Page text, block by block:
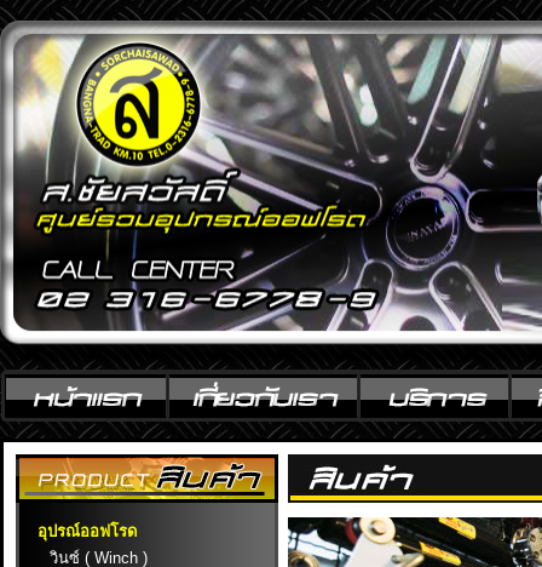
อุปรณ์ออฟโรด
วินซ์ ( Winch )